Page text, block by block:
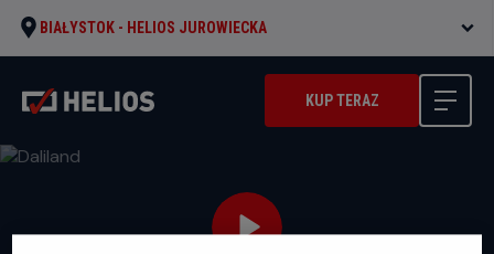
BIAŁYSTOK - HELIOS JUROWIECKA
KUP TERAZ